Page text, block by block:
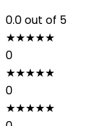
0.0out of 5
★★★★★
0
★★★★★
0
★★★★★